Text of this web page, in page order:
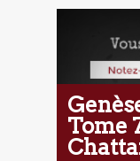
Tome